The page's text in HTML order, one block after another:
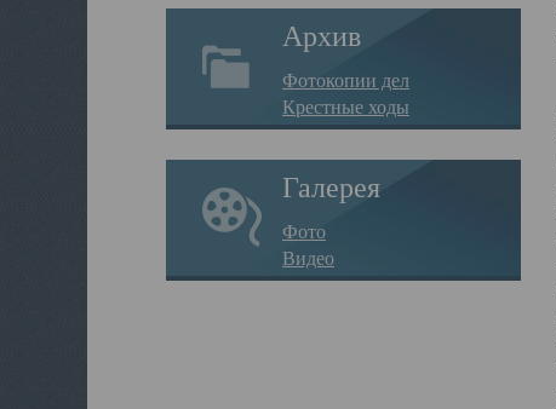
Архив
Фотокопии дел
Крестные ходы
Галерея
Фото
Видео